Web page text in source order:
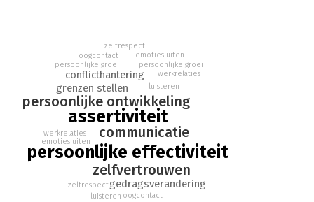
en anderen niet tekort doet. Aan de hand van voorbeelden van
herkenbare alledaagse situaties onderzoekt u uw huidige
gedrag en krijgt u inzicht in hoe het ook anders, beter kan.
Niets moet. Wie zich assertief opstelt. bepaalt zelf in welke
situaties hij dat doet en hoe. Het vergroten van uw
keuzevrijheid en bewust achter uw keuze staan, daar gaat het
om. In de gewijzigde druk van deze klassieker zijn de
voorbeeldsituaties geactualiseerd en is de tekst aangevuld
met hedendaagse inzichten.
assertiviteit
persoonlijke effectiviteit
communicatie
persoonlijke ontwikkeling
zelfvertrouwen
grenzen stellen
conflicthantering
gedragsverandering
luisteren
oogcontact
zelfrespect
emoties uiten
persoonlijke groei
werkrelaties
luisteren
oogcontact
zelfrespect
emoties uiten
persoonlijke groei
werkrelaties